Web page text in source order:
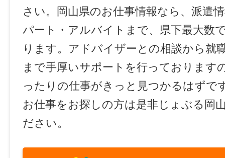
さい。岡山県のお仕事情報なら、派遣
パート・アルバイトまで、県下最大数
ります。アドバイザーとの相談から就
まで手厚いサポートを行っております
ったりの仕事がきっと見つかるはずで
お仕事をお探しの方は是非じょぶる岡
ださい。